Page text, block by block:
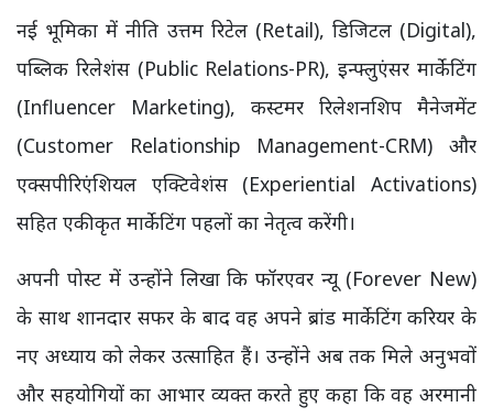
नई भूमिका में नीति उत्तम रिटेल (Retail), डिजिटल (Digital),
पब्लिक रिलेशंस (Public Relations-PR), इन्फ्लुएंसर मार्केटिंग
(Influencer Marketing), कस्टमर रिलेशनशिप मैनेजमेंट
(Customer Relationship Management-CRM) और
एक्सपीरिएंशियल एक्टिवेशंस (Experiential Activations)
सहित एकीकृत मार्केटिंग पहलों का नेतृत्व करेंगी।
अपनी पोस्ट में उन्होंने लिखा कि फॉरएवर न्यू (Forever New)
के साथ शानदार सफर के बाद वह अपने ब्रांड मार्केटिंग करियर के
नए अध्याय को लेकर उत्साहित हैं। उन्होंने अब तक मिले अनुभवों
और सहयोगियों का आभार व्यक्त करते हुए कहा कि वह अरमानी